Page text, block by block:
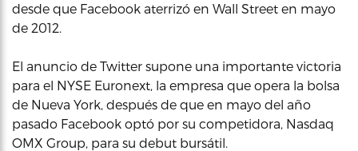
desde que Facebook aterrizó en Wall Street en mayo
de 2012.
El anuncio de Twitter supone una importante victoria
para el NYSE Euronext, la empresa que opera la bolsa
de Nueva York, después de que en mayo del año
pasado Facebook optó por su competidora, Nasdaq
OMX Group, para su debut bursátil.